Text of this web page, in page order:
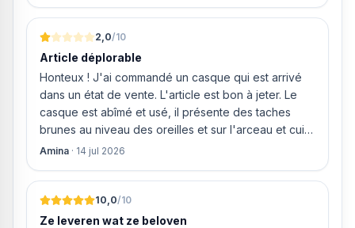
van MIJN geld inhouden!
2,0/10
Article déplorable
Honteux ! J'ai commandé un casque qui est arrivé
dans un état de vente. L'article est bon à jeter. Le
casque est abîmé et usé, il présente des taches
brunes au niveau des oreilles et sur l'arceau et cuir
qui est craquelé ! Les coussins sont eux « dégonflés
Amina · 14 jul 2026
10,0/10
Ze leveren wat ze beloven